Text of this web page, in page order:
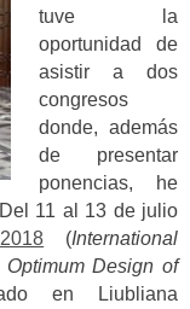
tuve la
oportunidad de
asistir a dos
congresos
donde, además
de presentar
ponencias, he
11 al 13 de julio
(International
Design of
en Liubliana